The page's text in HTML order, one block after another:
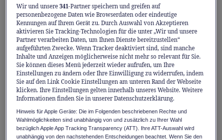
liegt der perfekte Auftakt für einen
gelungenen Ausflug.
Ein paar Schritte weiter warten die Gassen
der historischen Altstadt mit charmanten
Boutiquen, Cafés und einem kurzen Aufstieg
zum Schloss Rapperswil – dem Wahrzeichen
der Stadt mit fantastischem Blick über den
Zürichsee.
Wir und unsere341-Partner speichern und greifen auf
personenbezogene Daten wie Browserdaten oder eindeutige
Kennungen auf Ihrem Gerät zu. Durch Auswahl von Akzeptieren
aktivieren Sie Tracking-Technologien für die unter „Wir und unsere
Partner verarbeiten Daten, um Ihnen Dienste bereitzustellen“
aufgeführten Zwecke. Wenn Tracker deaktiviert sind, sind manche
Inhalte und Anzeigen möglicherweise nicht mehr so relevant für Sie.
Sie können dieses Menü jederzeit wieder aufrufen, um Ihre
Einstellungen zu ändern oder Ihre Einwilligung zu widerrufen, indem
Sie auf den Link Cookie Einstellungen am unteren Rand der Webseite
klicken. Ihre Einstellungen gelten innerhalb unseres Website. Weitere
Informationen finden Sie in unserer Datenschutzerklärung.
Hinweis für Apple Geräte: Die im Folgenden beschriebenen Rechte und
Wahlmöglichkeiten sind unabhängig von und zusätzlich zu Ihrer Wahl
bezüglich Apple App Tracking Transparency (ATT). Ihre ATT-Auswahl wird
unabhängig von den nachstehenden Entscheidungen beachtet. Wenn Sie den